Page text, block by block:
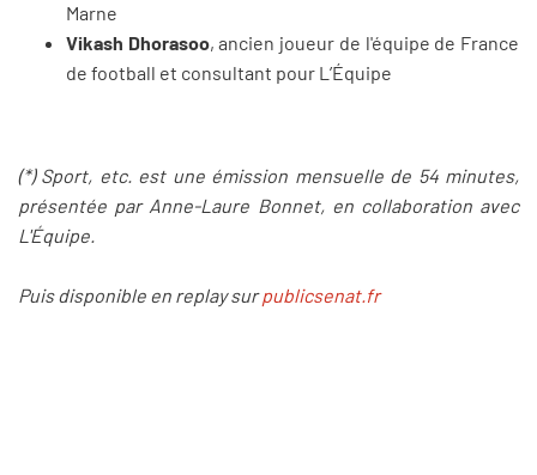
Marne
Vikash Dhorasoo, ancien joueur de l'équipe de France
de football et consultant pour L’Équipe
(*) Sport, etc. est une émission mensuelle de 54 minutes,
présentée par Anne-Laure Bonnet, en collaboration avec
L'Équipe.
Puis disponible en replay surpublicsenat.fr